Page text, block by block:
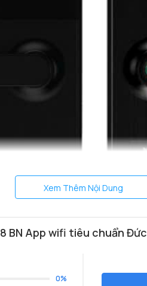
Xem Thêm Nội Dung
BN App wifi tiêu chuẩn Đức
0%